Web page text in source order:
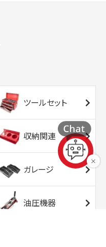
ツールセット
収納関連
ガレージ
油圧機器